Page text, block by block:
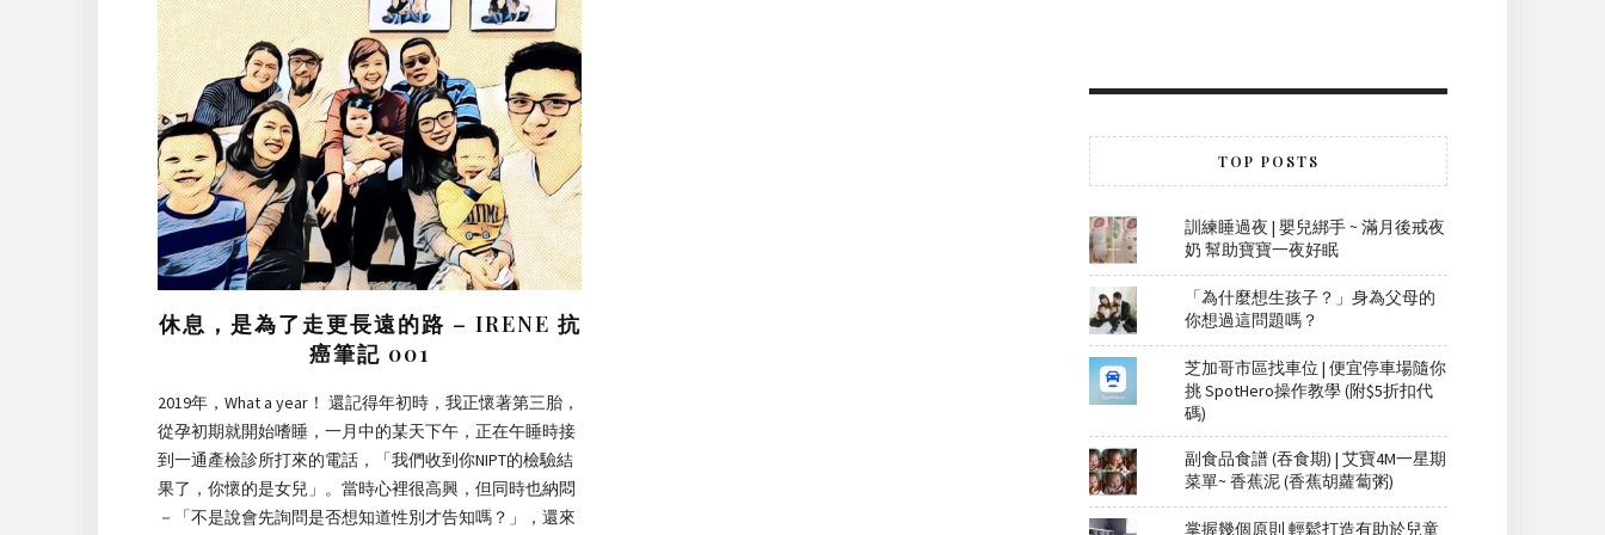
休息，是為了走更長遠的路 – IRENE 抗
癌筆記 001
2019年，What a year！ 還記得年初時，我正懷著第三胎，
從孕初期就開始嗜睡，一月中的某天下午，正在午睡時接
到一通產檢診所打來的電話，「我們收到你NIPT的檢驗結
果了，你懷的是女兒」。當時心裡很高興，但同時也納悶
－「不是說會先詢問是否想知道性別才告知嗎？」，還來
TOP POSTS
訓練睡過夜 | 嬰兒綁手 ~ 滿月後戒夜
奶 幫助寶寶一夜好眠
「為什麼想生孩子？」身為父母的
你想過這問題嗎？
芝加哥市區找車位 | 便宜停車場隨你
挑 SpotHero操作教學 (附$5折扣代
碼)
副食品食譜 (吞食期) | 艾寶4M一星期
菜單~ 香蕉泥 (香蕉胡蘿蔔粥)
掌握幾個原則 輕鬆打造有助於兒童